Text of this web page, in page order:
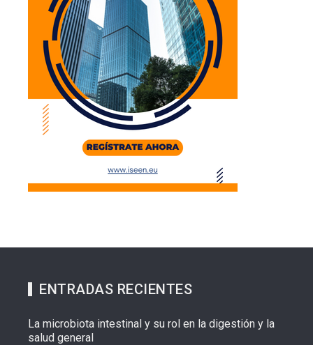
ENTRADAS RECIENTES
La microbiota intestinal y su rol en la digestión y la
salud general